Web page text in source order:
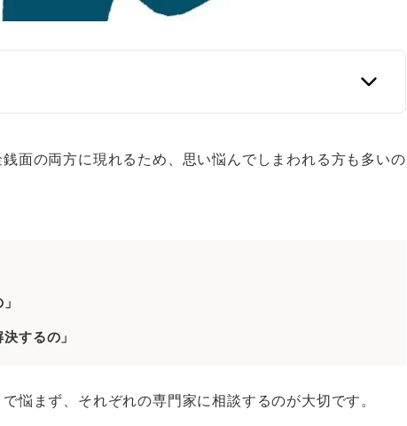
支障をきたしている
面の両方に現れるため、思い悩んでしまわれる方も多いの
するの」
悩まず、それぞれの専門家に相談するのが大切です。